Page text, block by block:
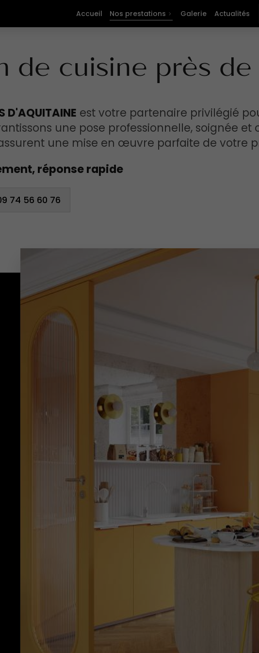
Accueil Nos prestations Galerie Actualités
de cuisine près de
D'AQUITAINE est votre partenaire privilégié
une pose professionnelle, soignée et
une mise en œuvre parfaite de votre
réponse rapide
74 56 60 76